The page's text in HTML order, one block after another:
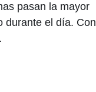
pasan la mayor
durante el día. Con